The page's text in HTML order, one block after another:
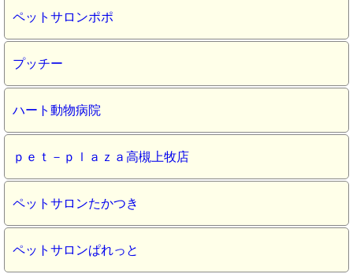
ペットサロンポポ
プッチー
ハート動物病院
ｐｅｔ－ｐｌａｚａ高槻上牧店
ペットサロンたかつき
ペットサロンぱれっと